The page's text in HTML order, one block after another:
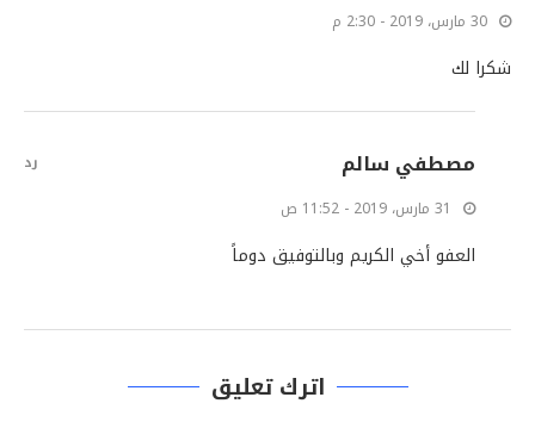
30 مارس، 2019 - 2:30 م
شكرا لك
مصطفي سالم
31 مارس، 2019 - 11:52 ص
العفو أخي الكريم وبالتوفيق دوماً
رد
اترك تعليق